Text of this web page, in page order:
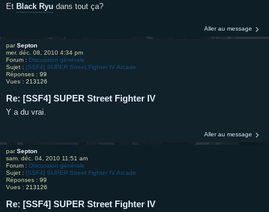
Et Black Ryu dans tout ça?
Aller au message
parSepton
mer. déc. 08, 2010 4:34 pm
Forum : Discussion générale
Sujet : [SSF4] SUPER Street Fighter IV Arcade
Réponses : 99
Vues : 213126
Re: [SSF4] SUPER Street Fighter IV
Y a du vrai.
Aller au message
parSepton
sam. déc. 04, 2010 11:51 am
Forum : Discussion générale
Sujet : [SSF4] SUPER Street Fighter IV Arcade
Réponses : 99
Vues : 213126
Re: [SSF4] SUPER Street Fighter IV